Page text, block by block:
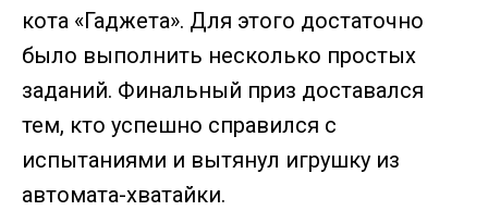
кота «Гаджета». Для этого достаточно
было выполнить несколько простых
заданий. Финальный приз доставался
тем, кто успешно справился с
испытаниями и вытянул игрушку из
автомата-хватайки.